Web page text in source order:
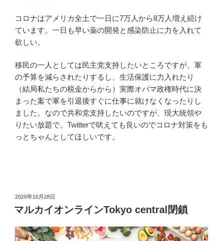
コロナはアメリカ全土で一日に7万人から8万人増え続け
ています。一日も早い薬の開発と感染防止に力を入れて
欲しい。
移民の一人としては民主党支持したいところですが、軍
の予算を減らされたりするし、生活保護に力入れたり
（結局私たちの税金からから）実際オバマ政権時代に決
まった案で軍を引退後すぐに仕事に就けなくなったりし
ました。なので共和党支持したいのですが、現大統領や
りたい放題で。Twitterで吠えても良いのでコロナ対策をも
っとちゃんとしてほしいです。
投
日:
2020年10月28日
マルカイオンラインTokyo central閉鎖